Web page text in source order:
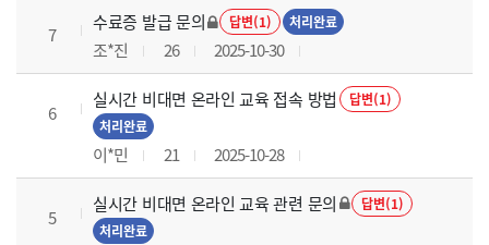
7
수료증 발급 문의 답변(1) 처리완료
조*진 26 2025-10-30
6
실시간 비대면 온라인 교육 접속 방법
답변(1)
처리완료
이*민 21 2025-10-28
5
실시간 비대면 온라인 교육 관련 문의
답변(1)
처리완료